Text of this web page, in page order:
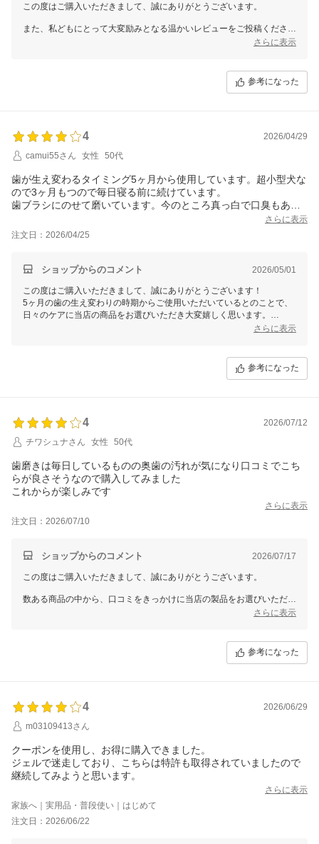
この度はご購入いただきまして、誠にありがとうございます。
また、私どもにとって大変励みとなる温かいレビューをご投稿くださ
他のお客様へ向けての温かいアドバイスまで添えていただき、重ねて深
な商品作りに努めてまいります。
さらに表示
参考になった
4
2026/04/29
camui55さん
女性 50代
歯が生え変わるタイミング5ヶ月から使用しています。超小型犬な
ので3ヶ月もつので毎日寝る前に続けています。
歯ブラシにのせて磨いています。今のところ真っ白で口臭もあり
ません。先代犬が歯石がひどかったので、今回は頑張ろうと。歯
ブラシを持っただけで横にきます。ほんのりと甘みがあり嫌がり
ません。続けてみようと思います。
さらに表示
注文日：2026/04/25
ショップからのコメント 2026/05/01
この度はご購入いただきまして、誠にありがとうございます！
5ヶ月の歯の生え変わりの時期からご使用いただいているとのことで、
日々のケアに当店の商品をお選びいただき大変嬉しく思います。
また、風味についてもお気に召していただけたようで安心いたしまし
さらに表示
参考になった
4
2026/07/12
チワシュナさん
女性 50代
歯磨きは毎日しているものの奥歯の汚れが気になり口コミでこち
らが良さそうなので購入してみました
これからが楽しみです
さらに表示
注文日：2026/07/10
ショップからのコメント 2026/07/17
この度はご購入いただきまして、誠にありがとうございます。
数ある商品の中から、口コミをきっかけに当店の製品をお選びいただ
毎日気持ちよく、そして安心して使い続けていただけるよう、今後も品
これからもワンちゃんとの健やかな毎日を心より応援しております。
またのご利用をスタッフ一同、心よりお待ちしております。
ます。
さらに表示
参考になった
4
2026/06/29
m03109413さん
クーポンを使用し、お得に購入できました。
ジェルで迷走しており、こちらは特許も取得されていましたので
継続してみようと思います。
さらに表示
家族へ｜実用品・普段使い｜はじめて
注文日：2026/06/22